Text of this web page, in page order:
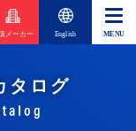
メーカー English
タログ